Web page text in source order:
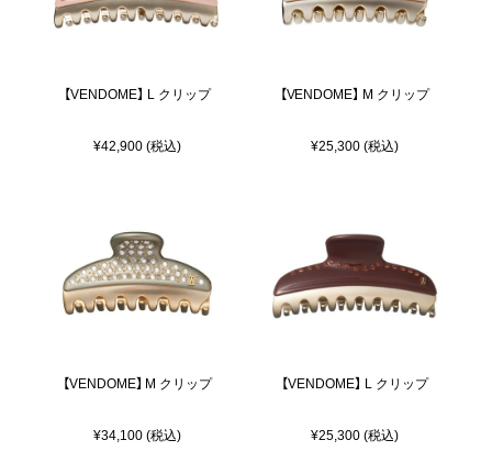
【VENDOME】 L クリップ
¥42,900 (税込)
【VENDOME】 M クリップ
¥25,300 (税込)
【VENDOME】 M クリップ
¥34,100 (税込)
【VENDOME】 L クリップ
¥25,300 (税込)